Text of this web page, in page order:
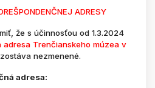
ADRESY
že s účinnosťou od 1.3.2024
adresa Trenčianskeho múzea v
nezmenené.
adresa: